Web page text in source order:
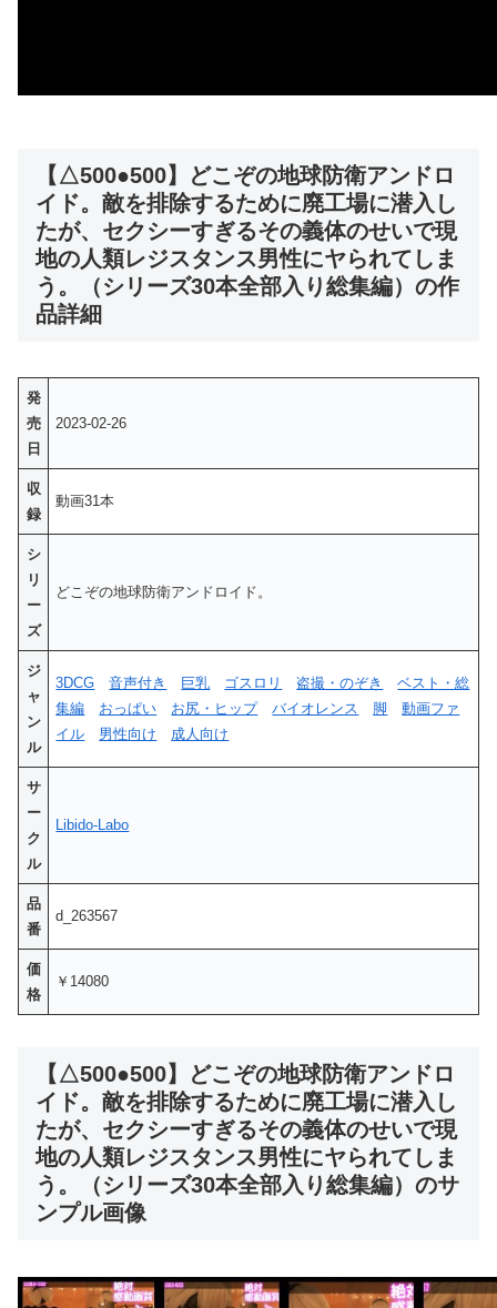
【△500●500】どこぞの地球防衛アンドロ
イド。敵を排除するために廃工場に潜入し
たが、セクシーすぎるその義体のせいで現
地の人類レジスタンス男性にヤられてしま
う。（シリーズ30本全部入り総集編）の作
品詳細
発
売
日
2023-02-26
収
録
動画31本
シ
リ
ー
ズ
どこぞの地球防衛アンドロイド。
ジ
ャ
ン
ル
3DCG 音声付き 巨乳 ゴスロリ 盗撮・のぞき
ベスト・総
集編
おっぱい お尻・ヒップ バイオレンス 脚
動画ファ
イル
男性向け 成人向け
サ
ー
ク
ル
Libido-Labo
品
番
d_263567
価
格
￥14080
【△500●500】どこぞの地球防衛アンドロ
イド。敵を排除するために廃工場に潜入し
たが、セクシーすぎるその義体のせいで現
地の人類レジスタンス男性にヤられてしま
う。（シリーズ30本全部入り総集編）のサ
ンプル画像